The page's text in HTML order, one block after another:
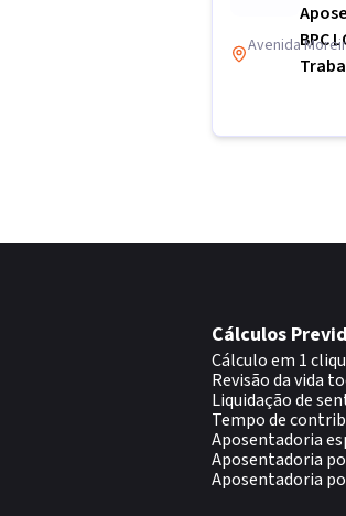
BPC
Avenida
Cálculos
Cálculo em 1
Revisão da vida
Liquidação de
Tempo de
Aposentadoria
Aposentadoria
Aposentadoria